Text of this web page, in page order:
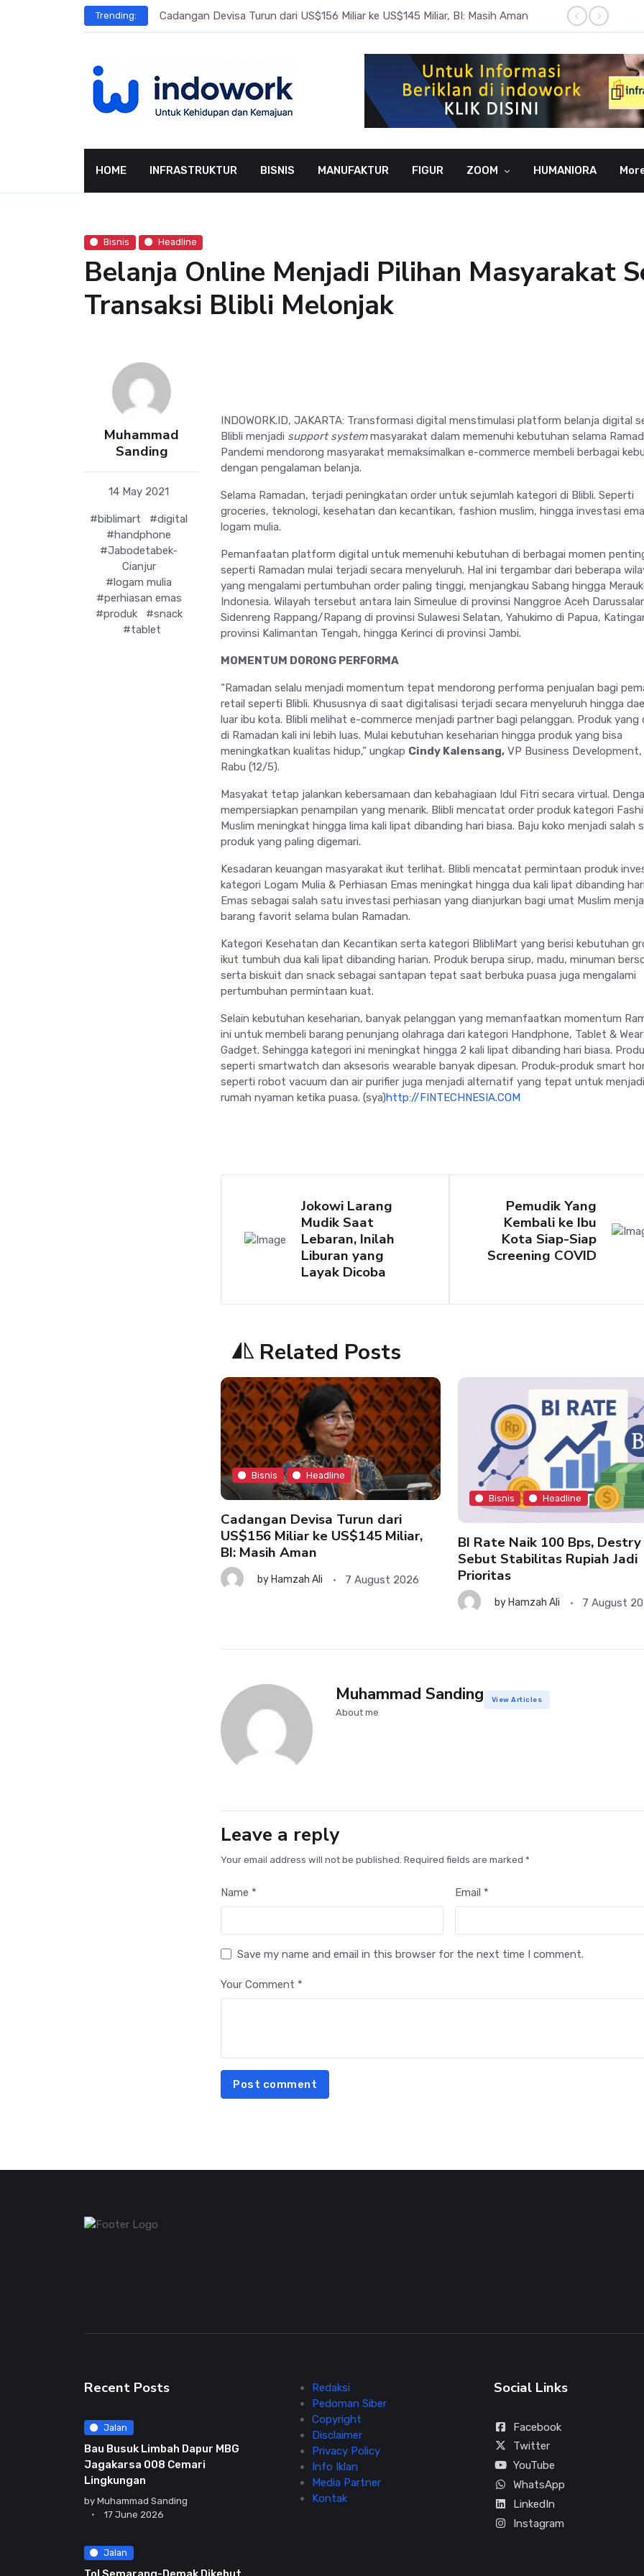
Trending: Cadangan Devisa Turun dari US$156 Miliar ke US$145 Miliar, BI: Masih Aman BI
HOME INFRASTRUKTUR BISNIS MANUFAKTUR FIGUR ZOOM HUMANIORA
Bisnis Headline
Belanja Online Menjadi Pilihan Masyarakat
Transaksi Blibli Melonjak
Muhammad
Sanding
14 May 2021
#biblimart
#digital
#handphone
#Jabodetabek-
Cianjur
#logam mulia
#perhiasan emas
#produk
#snack
#tablet
INDOWORK.ID, JAKARTA: Transformasi digital menstimulasi platform belanja digital
Blibli menjadi support systemmasyarakat dalam memenuhi kebutuhan selama
Pandemi mendorong masyarakat memaksimalkan e-commerce membeli berbagai
dengan pengalaman belanja.
Selama Ramadan, terjadi peningkatan order untuk sejumlah kategori di Blibli. Seperti
groceries, teknologi, kesehatan dan kecantikan, fashion muslim, hingga investasi
logam mulia.
Pemanfaatan platform digital untuk memenuhi kebutuhan di berbagai momen
seperti Ramadan mulai terjadi secara menyeluruh. Hal ini tergambar dari beberapa
yang mengalami pertumbuhan order paling tinggi, menjangkau Sabang hingga
Indonesia. Wilayah tersebut antara lain Simeulue di provinsi Nanggroe Aceh
Sidenreng Rappang/Rapang di provinsi Sulawesi Selatan, Yahukimo di Papua,
provinsi Kalimantan Tengah, hingga Kerinci di provinsi Jambi.
MOMENTUM DORONG PERFORMA
“Ramadan selalu menjadi momentum tepat mendorong performa penjualan bagi
retail seperti Blibli. Khususnya di saat digitalisasi terjadi secara menyeluruh hingga
luar ibu kota. Blibli melihat e-commerce menjadi partner bagi pelanggan. Produk yang
di Ramadan kali ini lebih luas. Mulai kebutuhan keseharian hingga produk yang bisa
meningkatkan kualitas hidup,” ungkap Cindy Kalensang, VP Business Development,
Rabu (12/5).
Masyakat tetap jalankan kebersamaan dan kebahagiaan Idul Fitri secara virtual.
mempersiapkan penampilan yang menarik. Blibli mencatat order produk kategori
Muslim meningkat hingga lima kali lipat dibanding hari biasa. Baju koko menjadi salah
produk yang paling digemari.
Kesadaran keuangan masyarakat ikut terlihat. Blibli mencatat permintaan produk
kategori Logam Mulia & Perhiasan Emas meningkat hingga dua kali lipat dibanding
Emas sebagai salah satu investasi perhiasan yang dianjurkan bagi umat Muslim
barang favorit selama bulan Ramadan.
Kategori Kesehatan dan Kecantikan serta kategori BlibliMart yang berisi kebutuhan
ikut tumbuh dua kali lipat dibanding harian. Produk berupa sirup, madu, minuman
serta biskuit dan snack sebagai santapan tepat saat berbuka puasa juga mengalami
pertumbuhan permintaan kuat.
Selain kebutuhan keseharian, banyak pelanggan yang memanfaatkan momentum
ini untuk membeli barang penunjang olahraga dari kategori Handphone, Tablet &
Gadget. Sehingga kategori ini meningkat hingga 2 kali lipat dibanding hari biasa.
seperti smartwatch dan aksesoris wearable banyak dipesan. Produk-produk smart
seperti robot vacuum dan air purifier juga menjadi alternatif yang tepat untuk
rumah nyaman ketika puasa. (sya)http://FINTECHNESIA.COM
Jokowi Larang
Mudik Saat
Lebaran, Inilah
Liburan yang
Layak Dicoba
Pemudik Yang
Kembali ke Ibu
Kota Siap-Siap
Screening COVID
Related Posts
Bisnis Headline
Cadangan Devisa Turun dari
US$156 Miliar ke US$145 Miliar,
BI: Masih Aman
by Hamzah Ali 7 August 2026
Bisnis Headline
BI Rate Naik 100 Bps, Destry
Sebut Stabilitas Rupiah Jadi
Prioritas
by Hamzah Ali 7 August
Muhammad Sanding
About me
View Articles
Leave a reply
Your email address will not be published. Required fields are marked *
Name * Email *
Save my name and email in this browser for the next time I comment.
Your Comment *
Post comment
Recent Posts
Jalan
Bau Busuk Limbah Dapur MBG
Jagakarsa 008 Cemari
Lingkungan
by Muhammad Sanding
17 June 2026
Jalan
Redaksi
Pedoman Siber
Copyright
Disclaimer
Privacy Policy
Info Iklan
Media Partner
Kontak
Social Links
Facebook
Twitter
YouTube
WhatsApp
LinkedIn
Instagram